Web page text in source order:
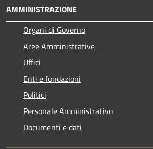
AMMINISTRAZIONE
Organi di Governo
Aree Amministrative
Uffici
Enti e fondazioni
Politici
Personale Amministrativo
Documenti e dati